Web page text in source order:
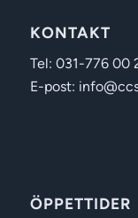
KONTAKT
Tel: 031-776 00
E-post:
ÖPPETTIDER